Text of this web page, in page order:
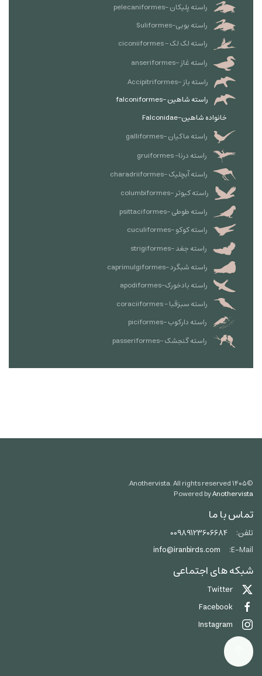
راسته پلیکان -pelecaniformes
راسته بوبی-Suliformes
راسته لک لک - ciconiiformes
راسته غاز -anseriformes
راسته باز -Accipitriformes
راسته شاهین -falconiformes
خانواده شاهین-Falconidae
راسته ماکیان -galliformes
راسته درنا- gruiformes
راسته آبچلیک -charadriiformes
راسته کبوتر -columbiformes
راسته طوطی -psittaciformes
راسته کوکو -cuculiformes
راسته جغد -strigiformes
راسته شبگرد -caprimulgiformes
راسته بادخورک-apodiformes
راسته سبزقبا - coraciiformes
راسته دارکوب -piciformes
راسته گنجشک -passeriformes
©۱۴۰۵
Powered byAnothervista
تماس با ما
تلفن:
00989123606684
E-Mail:
info@iranbirds.com
شبکه های اجتماعی
Twitter
Facebook
Instagram